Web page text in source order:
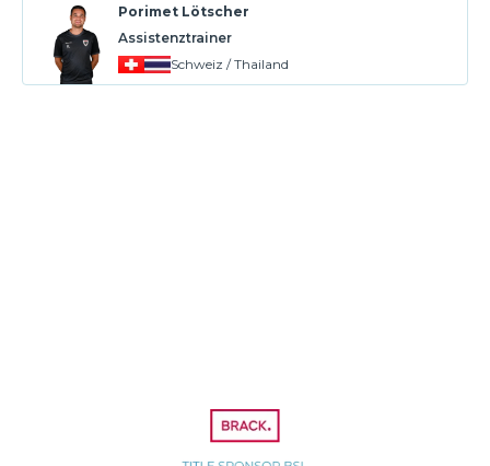
Porimet Lötscher
Assistenztrainer
Schweiz / Thailand